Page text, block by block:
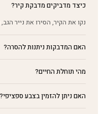
כיצד מדביקים מדבקת קיר?
נקו את הקיר, הסירו את נייר
האם המדבקות ניתנות להסרה?
מהי תוחלת החיים?
האם ניתן להזמין בצבע ספציפי?